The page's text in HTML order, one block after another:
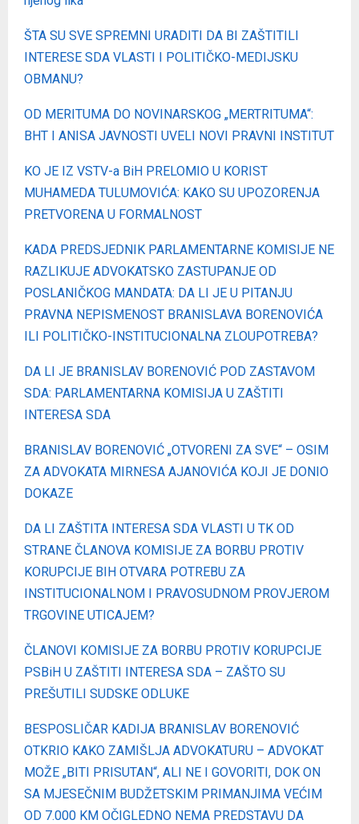
ŠTA SU SVE SPREMNI URADITI DA BI ZAŠTITILI
INTERESE SDA VLASTI I POLITIČKO-MEDIJSKU
OBMANU?
OD MERITUMA DO NOVINARSKOG „MERTRITUMA“:
BHT I ANISA JAVNOSTI UVELI NOVI PRAVNI INSTITUT
KO JE IZ VSTV-a BiH PRELOMIO U KORIST
MUHAMEDA TULUMOVIĆA: KAKO SU UPOZORENJA
PRETVORENA U FORMALNOST
KADA PREDSJEDNIK PARLAMENTARNE KOMISIJE NE
RAZLIKUJE ADVOKATSKO ZASTUPANJE OD
POSLANIČKOG MANDATA: DA LI JE U PITANJU
PRAVNA NEPISMENOST BRANISLAVA BORENOVIĆA
ILI POLITIČKO-INSTITUCIONALNA ZLOUPOTREBA?
DA LI JE BRANISLAV BORENOVIĆ POD ZASTAVOM
SDA: PARLAMENTARNA KOMISIJA U ZAŠTITI
INTERESA SDA
BRANISLAV BORENOVIĆ „OTVORENI ZA SVE“ – OSIM
ZA ADVOKATA MIRNESA AJANOVIĆA KOJI JE DONIO
DOKAZE
DA LI ZAŠTITA INTERESA SDA VLASTI U TK OD
STRANE ČLANOVA KOMISIJE ZA BORBU PROTIV
KORUPCIJE BIH OTVARA POTREBU ZA
INSTITUCIONALNOM I PRAVOSUDNOM PROVJEROM
TRGOVINE UTICAJEM?
ČLANOVI KOMISIJE ZA BORBU PROTIV KORUPCIJE
PSBiH U ZAŠTITI INTERESA SDA – ZAŠTO SU
PREŠUTILI SUDSKE ODLUKE
BESPOSLIČAR KADIJA BRANISLAV BORENOVIĆ
OTKRIO KAKO ZAMIŠLJA ADVOKATURU – ADVOKAT
MOŽE „BITI PRISUTAN“, ALI NE I GOVORITI, DOK ON
SA MJESEČNIM BUDŽETSKIM PRIMANJIMA VEĆIM
OD 7.000 KM OČIGLEDNO NEMA PREDSTAVU DA